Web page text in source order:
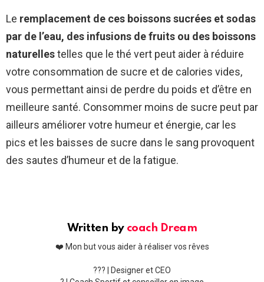
Le remplacement de ces boissons sucrées et sodas
par de l’eau, des infusions de fruits ou des boissons
naturellestelles que le thé vert peut aider à réduire
votre consommation de sucre et de calories vides,
vous permettant ainsi de perdre du poids et d’être en
meilleure santé. Consommer moins de sucre peut par
ailleurs améliorer votre humeur et énergie, car les
pics et les baisses de sucre dans le sang provoquent
des sautes d’humeur et de la fatigue.
Written by coach Dream
❤️ Mon but vous aider à réaliser vos rêves
??‍? | Designer et CEO